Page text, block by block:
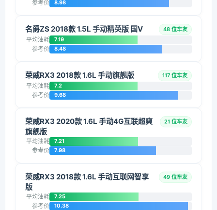
参考价 8.98
名爵ZS 2018款 1.5L 手动精英版 国V 48 位车友
平均油耗 7.19
参考价 8.48
荣威RX3 2018款 1.6L 手动旗舰版 117 位车友
平均油耗 7.2
参考价 9.68
荣威RX3 2020款 1.6L 手动4G互联超爽
旗舰版
21 位车友
平均油耗 7.21
参考价 7.98
荣威RX3 2018款 1.6L 手动互联网智享
版
49 位车友
平均油耗 7.25
参考价 10.38